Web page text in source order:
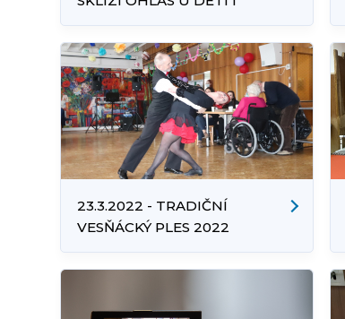
PTÁČKŮ
23.3.2022 - TRADIČNÍ
VESŇÁCKÝ PLES 2022